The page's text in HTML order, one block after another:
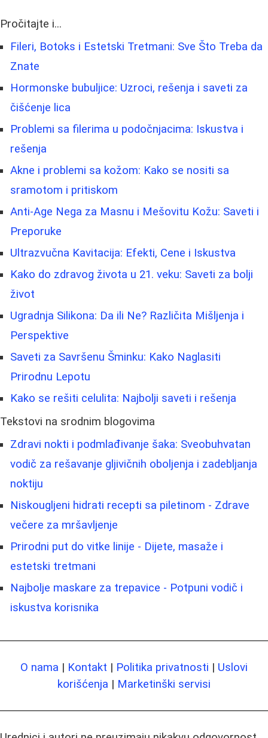
Pročitajte i...
Fileri, Botoks i Estetski Tretmani: Sve Što Treba da
Znate
Hormonske bubuljice: Uzroci, rešenja i saveti za
čišćenje lica
Problemi sa filerima u podočnjacima: Iskustva i
rešenja
Akne i problemi sa kožom: Kako se nositi sa
sramotom i pritiskom
Anti-Age Nega za Masnu i Mešovitu Kožu: Saveti i
Preporuke
Ultrazvučna Kavitacija: Efekti, Cene i Iskustva
Kako do zdravog života u 21. veku: Saveti za bolji
život
Ugradnja Silikona: Da ili Ne? Različita Mišljenja i
Perspektive
Saveti za Savršenu Šminku: Kako Naglasiti
Prirodnu Lepotu
Kako se rešiti celulita: Najbolji saveti i rešenja
Tekstovi na srodnim blogovima
Zdravi nokti i podmlađivanje šaka: Sveobuhvatan
vodič za rešavanje gljivičnih oboljenja i zadebljanja
noktiju
Niskougljeni hidrati recepti sa piletinom - Zdrave
večere za mršavljenje
Prirodni put do vitke linije - Dijete, masaže i
estetski tretmani
Najbolje maskare za trepavice - Potpuni vodič i
iskustva korisnika
O nama | Kontakt | Politika privatnosti | Uslovi
korišćenja | Marketinški servisi